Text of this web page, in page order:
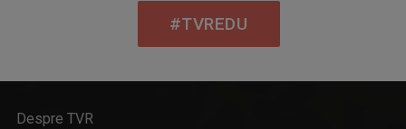
#TVREDU
Despre TVR